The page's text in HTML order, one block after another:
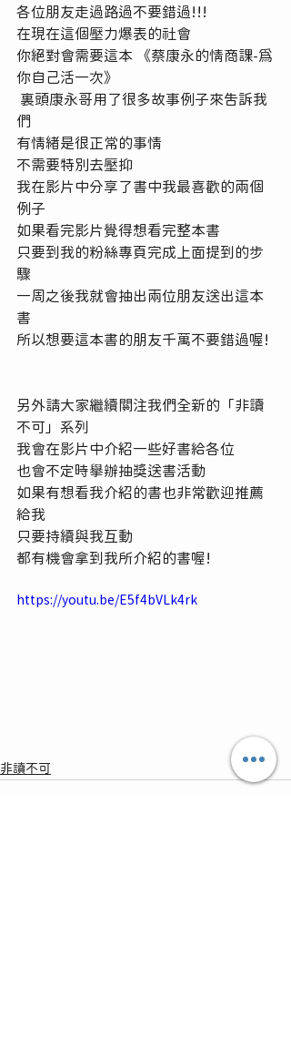
各位朋友走過路過不要錯過!!!
在現在這個壓力爆表的社會
你絕對會需要這本 《蔡康永的情商課-為
你自己活一次》
們
有情緒是很正常的事情
不需要特別去壓抑
我在影片中分享了書中我最喜歡的兩個
例子
如果看完影片覺得想看完整本書
只要到我的粉絲專頁完成上面提到的步
驟
一周之後我就會抽出兩位朋友送出這本
書
所以想要這本書的朋友千萬不要錯過喔!
另外請大家繼續關注我們全新的「非讀
不可」系列
我會在影片中介紹一些好書給各位
也會不定時舉辦抽獎送書活動
如果有想看我介紹的書也非常歡迎推薦
給我
只要持續與我互動
都有機會拿到我所介紹的書喔!
https://youtu.be/E5f4bVLk4rk
非讀不可